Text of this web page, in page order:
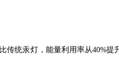
汞灯，能量利用率从40%提